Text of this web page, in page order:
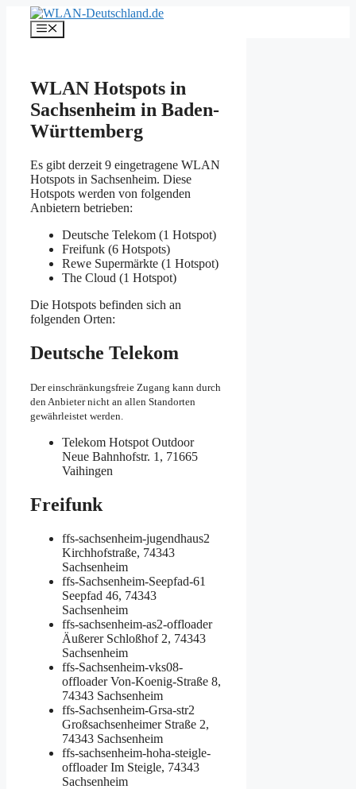
Inhalt
springen
Menü
WLAN Hotspots in
Sachsenheim in Baden-
Württemberg
Es gibt derzeit 9 eingetragene WLAN
Hotspots in Sachsenheim. Diese
Hotspots werden von folgenden
Anbietern betrieben:
Deutsche Telekom (1 Hotspot)
Freifunk (6 Hotspots)
Rewe Supermärkte (1 Hotspot)
The Cloud (1 Hotspot)
Die Hotspots befinden sich an
folgenden Orten:
Deutsche Telekom
Der einschränkungsfreie Zugang kann durch
den Anbieter nicht an allen Standorten
gewährleistet werden.
Telekom Hotspot Outdoor
Neue Bahnhofstr. 1, 71665
Vaihingen
Freifunk
ffs-sachsenheim-jugendhaus2
Kirchhofstraße, 74343
Sachsenheim
ffs-Sachsenheim-Seepfad-61
Seepfad 46, 74343
Sachsenheim
ffs-sachsenheim-as2-offloader
Äußerer Schloßhof 2, 74343
Sachsenheim
ffs-Sachsenheim-vks08-
offloaderVon-Koenig-Straße 8,
74343 Sachsenheim
ffs-Sachsenheim-Grsa-str2
Großsachsenheimer Straße 2,
74343 Sachsenheim
ffs-sachsenheim-hoha-steigle-
offloaderIm Steigle, 74343
Sachsenheim